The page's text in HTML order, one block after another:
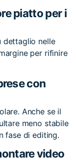
piatto per i
dettaglio nelle
per rifinire
con
Anche se il
meno stabile
fase di editing.
video